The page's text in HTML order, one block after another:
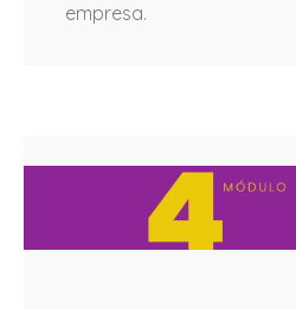
empresa.